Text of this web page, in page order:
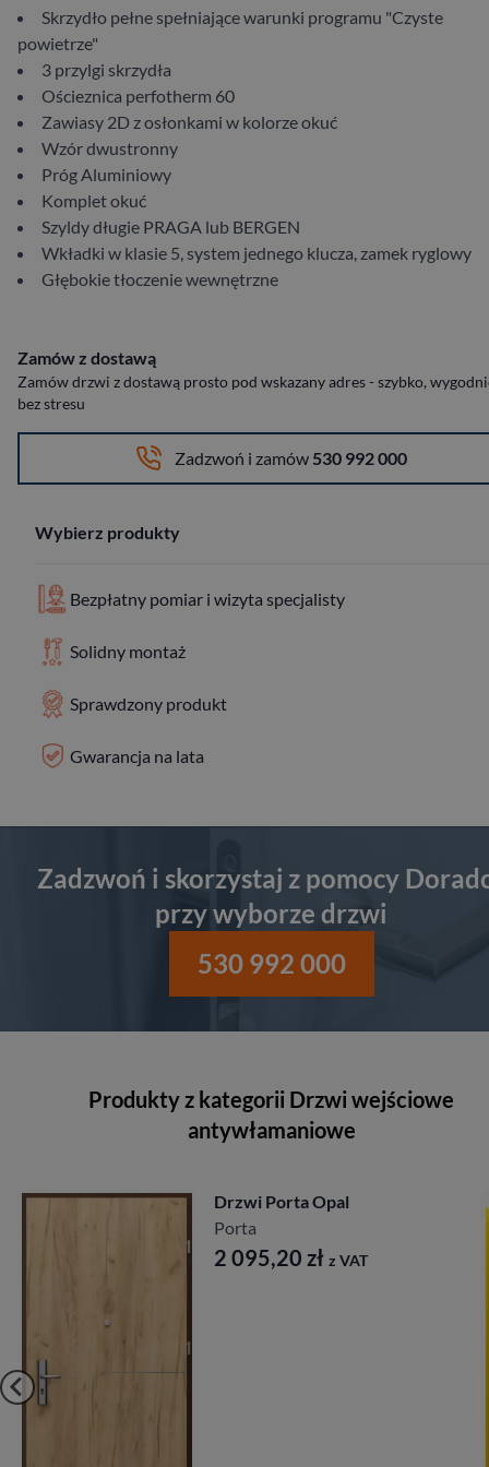
Skrzydło pełne spełniające warunki programu "Czyste
powietrze"
3 przylgi skrzydła
Ościeznica perfotherm 60
Zawiasy 2D z osłonkami w kolorze okuć
Wzór dwustronny
Próg Aluminiowy
Komplet okuć
Szyldy długie PRAGA lub BERGEN
Wkładki w klasie 5, system jednego klucza, zamek ryglowy
Głębokie tłoczenie wewnętrzne
Zamów z dostawą
Zamów drzwi z dostawą prosto pod wskazany adres - szybko,
bez stresu
Zadzwoń i zamów 530 992 000
Wybierz produkty
Bezpłatny pomiar i wizyta specjalisty
Solidny montaż
Sprawdzony produkt
Gwarancja na lata
Zadzwoń i skorzystaj z pomocy
przy wyborze drzwi
530 992 000
Produkty z kategorii Drzwi wejściowe
antywłamaniowe
Drzwi CAL Vintage
10 589,40